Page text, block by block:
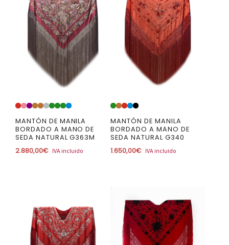
MANTÓN DE MANILA
BORDADO A MANO DE
SEDA NATURAL G363M
2.880,00€ IVA incluido
MANTÓN DE MANILA
BORDADO A MANO DE
SEDA NATURAL G340
1.650,00€ IVA incluido